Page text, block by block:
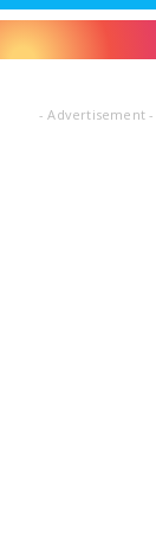
- Advertisement -